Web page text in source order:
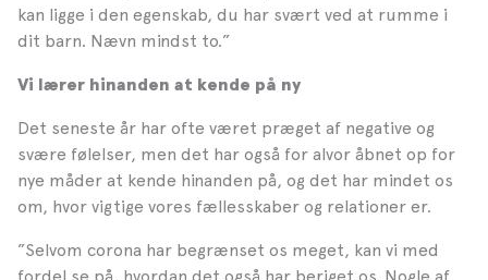
kan ligge i den egenskab, du har svært ved at rumme i
dit barn. Nævn mindst to.”
Vi lærer hinanden at kende på ny
Det seneste år har ofte været præget af negative og
svære følelser, men det har også for alvor åbnet op for
nye måder at kende hinanden på, og det har mindet os
om, hvor vigtige vores fællesskaber og relationer er.
”Selvom corona har begrænset os meget, kan vi med